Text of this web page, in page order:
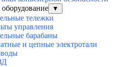
▼
тележки
управления
барабаны
и цепные электротали